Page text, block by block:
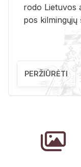
ro­do Lie­tu­vos
pos kil­min­gų­jų
PERŽIŪRĖTI